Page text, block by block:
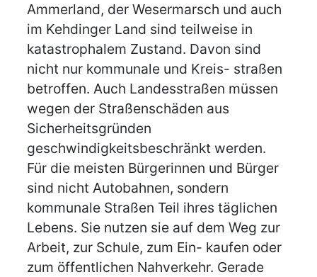
Ammerland, der Wesermarsch und auch
im Kehdinger Land sind teilweise in
katastrophalem Zustand. Davon sind
nicht nur kommunale und Kreis- straßen
betroffen. Auch Landesstraßen müssen
wegen der Straßenschäden aus
Sicherheitsgründen
geschwindigkeitsbeschränkt werden.
Für die meisten Bürgerinnen und Bürger
sind nicht Autobahnen, sondern
kommunale Straßen Teil ihres täglichen
Lebens. Sie nutzen sie auf dem Weg zur
Arbeit, zur Schule, zum Ein- kaufen oder
zum öffentlichen Nahverkehr. Gerade